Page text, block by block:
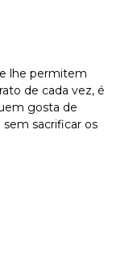
lhe permitem
de cada vez, é
gosta de
sacrificar os